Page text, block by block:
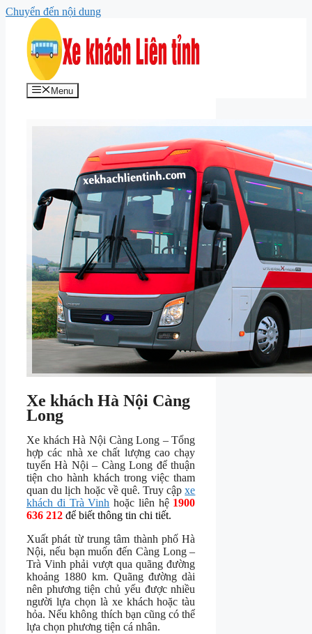
Chuyển đến nội dung
Menu
Xe khách Hà Nội Càng
Long
Xe khách Hà Nội Càng Long – Tổng
hợp các nhà xe chất lượng cao chạy
tuyến Hà Nội – Càng Long để thuận
tiện cho hành khách trong việc tham
quan du lịch hoặc về quê. Truy cậpxe
khách đi Trà Vinh hoặc liên hệ 1900
636 212 để biết thông tin chi tiết.
Xuất phát từ trung tâm thành phố Hà
Nội, nếu bạn muốn đến Càng Long –
Trà Vinh phải vượt qua quãng đường
khoảng 1880 km. Quãng đường dài
nên phương tiện chủ yếu được nhiều
người lựa chọn là xe khách hoặc tàu
hỏa. Nếu không thích bạn cũng có thể
lựa chọn phương tiện cá nhân.